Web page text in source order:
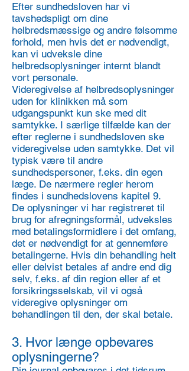
Efter sundhedsloven har vi
tavshedspligt om dine
helbredsmæssige og andre følsomme
forhold, men hvis det er nødvendigt,
kan vi udveksle dine
helbredsoplysninger internt blandt
vort personale.
Videregivelse af helbredsoplysninger
uden for klinikken må som
udgangspunkt kun ske med dit
samtykke. I særlige tilfælde kan der
efter reglerne i sundhedsloven ske
videregivelse uden samtykke. Det vil
typisk være til andre
sundhedspersoner, f.eks. din egen
læge. De nærmere regler herom
findes i sundhedslovens kapitel 9.
De oplysninger vi har registreret til
brug for afregningsformål, udveksles
med betalingsformidlere i det omfang,
det er nødvendigt for at gennemføre
betalingerne. Hvis din behandling helt
eller delvist betales af andre end dig
selv, f.eks. af din region eller af et
forsikringsselskab, vil vi også
videregive oplysninger om
behandlingen til den, der skal betale.
3. Hvor længe opbevares
oplysningerne?